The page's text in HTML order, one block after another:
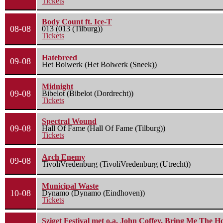
08-08
Body Count ft. Ice-T
013 (013 (Tilburg))
Tickets
09-08
Hatebreed
Het Bolwerk (Het Bolwerk (Sneek))
09-08
Midnight
Bibelot (Bibelot (Dordrecht))
Tickets
09-08
Spectral Wound
Hall Of Fame (Hall Of Fame (Tilburg))
Tickets
09-08
Arch Enemy
TivoliVredenburg (TivoliVredenburg (Utrecht))
10-08
Municipal Waste
Dynamo (Dynamo (Eindhoven))
Tickets
Sziget Festival met o.a. John Coffey, Bring Me The